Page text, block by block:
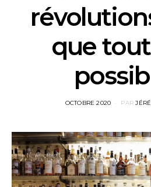
que
POSTED
OCTOBRE 2020 PAR